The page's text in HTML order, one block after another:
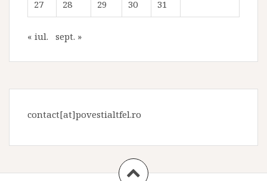
27 28 29 30 31
« iul. sept. »
contact[at]povestialtfel.ro